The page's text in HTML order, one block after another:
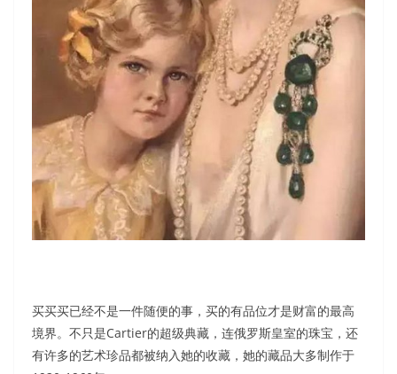
买买买已经不是一件随便的事，买的有品位才是财富的最高
境界。不只是Cartier的超级典藏，连俄罗斯皇室的珠宝，还
有许多的艺术珍品都被纳入她的收藏，她的藏品大多制作于